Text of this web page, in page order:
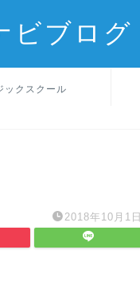
ビブログ
ックスクール
2018年10月1日